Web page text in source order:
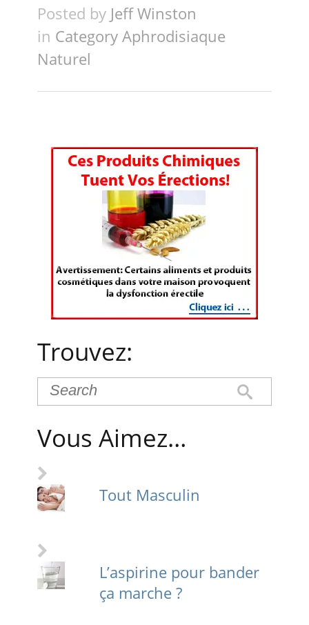
Posted by Jeff Winston
in Category Aphrodisiaque
Naturel
Trouvez:
Vous Aimez…
Tout Masculin
L’aspirine pour bander
ça marche ?